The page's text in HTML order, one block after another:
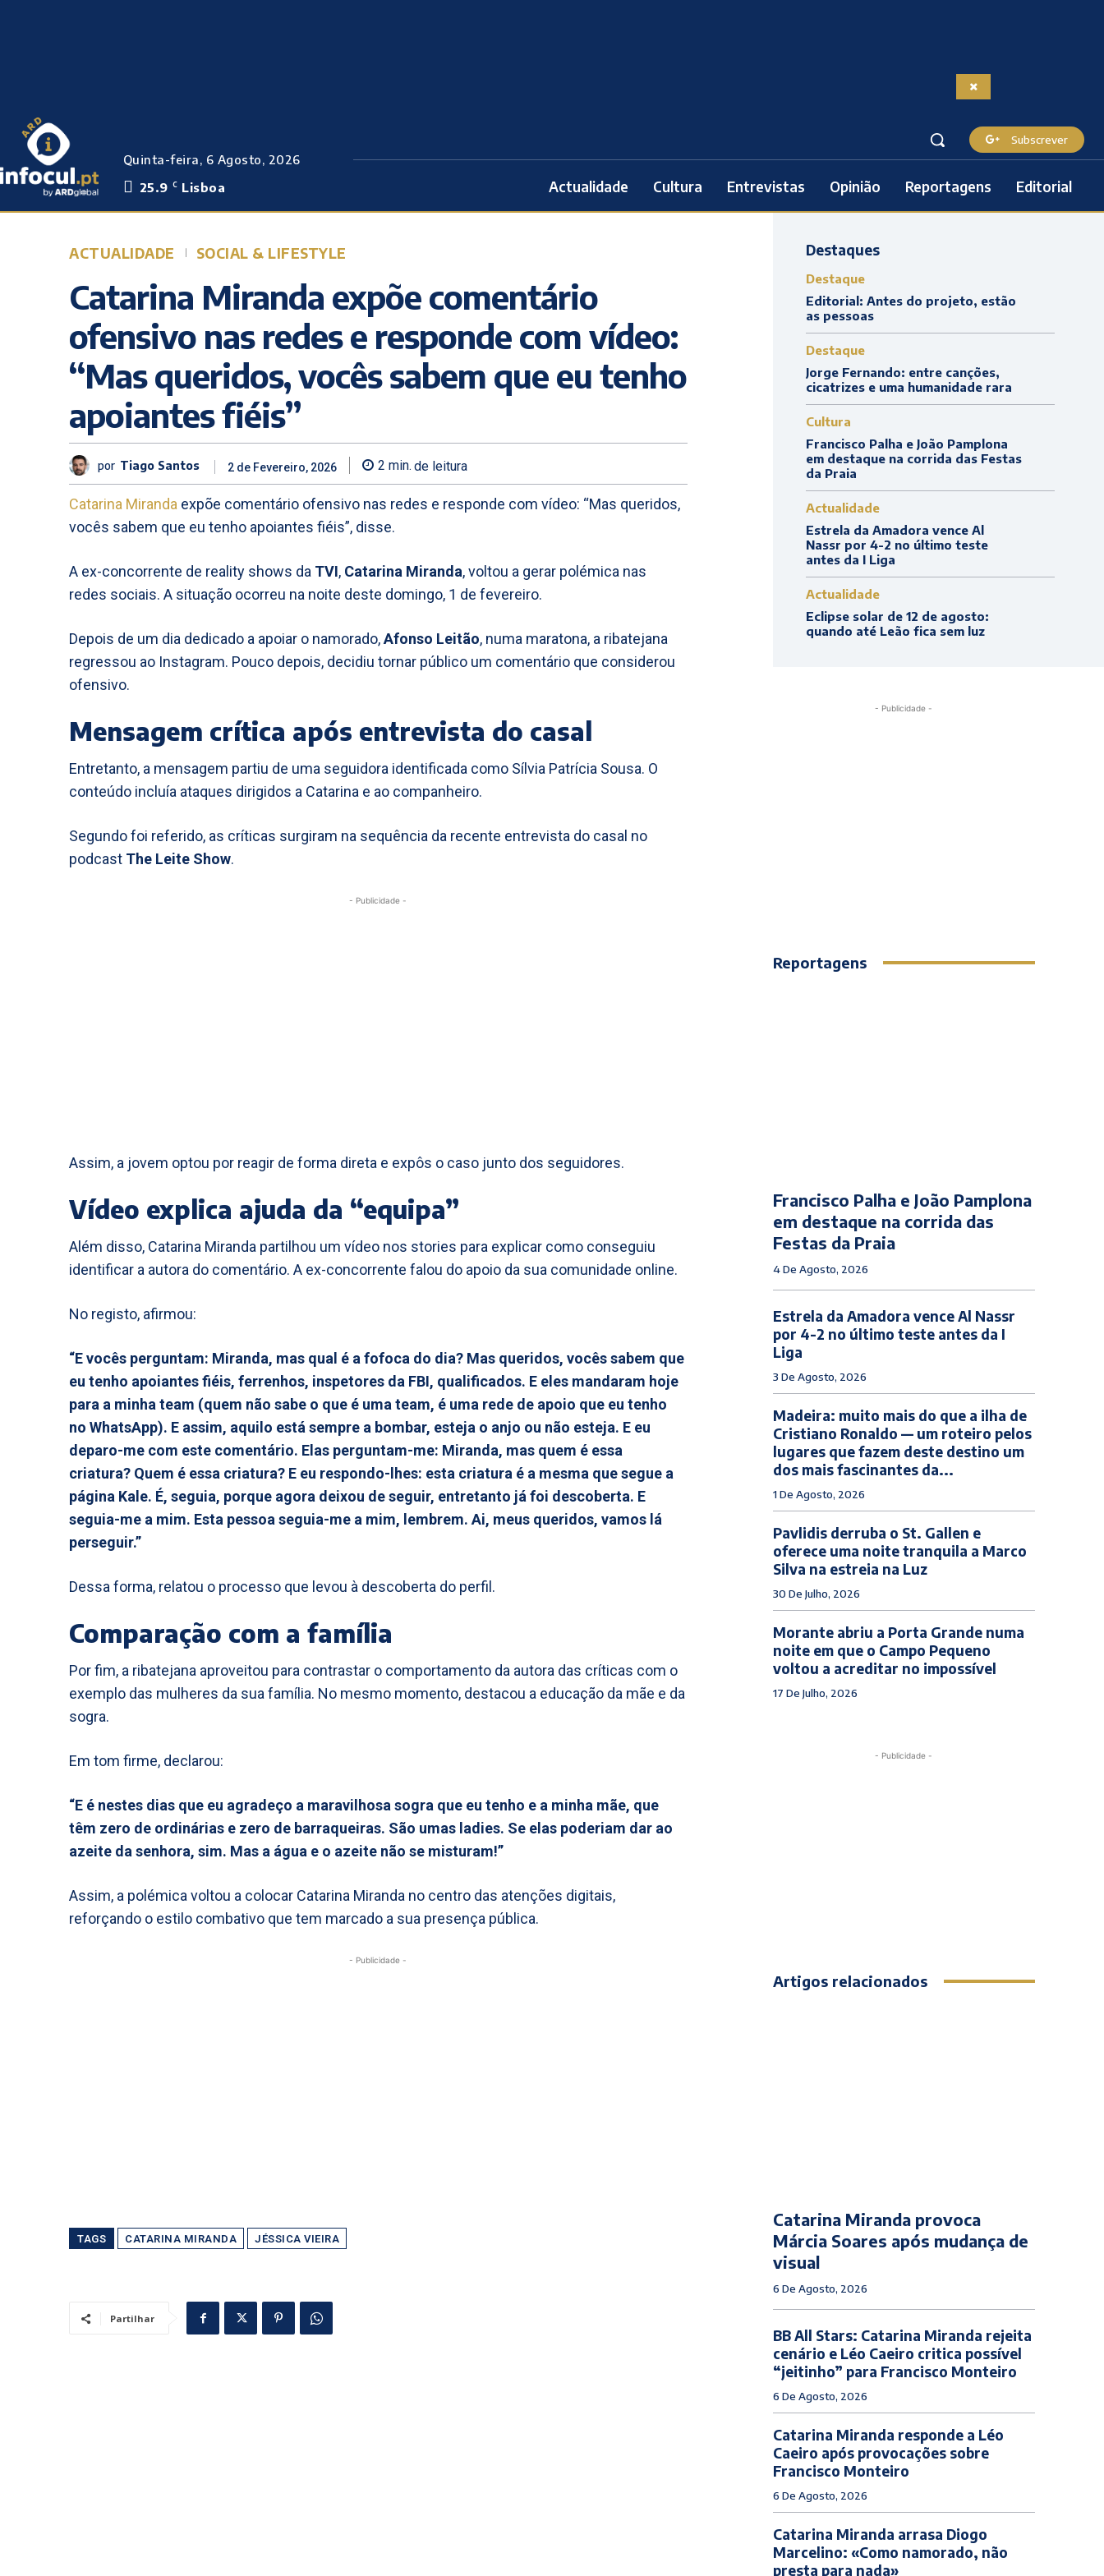
Quinta-feira, 6 Agosto, 2026
25.9 C Lisboa
Subscrever
Actualidade Cultura Entrevistas Opinião Reportagens Editorial
ACTUALIDADE SOCIAL & LIFESTYLE
Catarina Miranda expõe comentário
ofensivo nas redes e responde com vídeo:
“Mas queridos, vocês sabem que eu tenho
apoiantes fiéis”
por Tiago Santos 2 de Fevereiro, 2026 2 min. de leitura
Catarina Miranda expõe comentário ofensivo nas redes e responde com vídeo: “Mas queridos,
vocês sabem que eu tenho apoiantes fiéis”, disse.
A ex-concorrente de reality shows da TVI, Catarina Miranda, voltou a gerar polémica nas
redes sociais. A situação ocorreu na noite deste domingo, 1 de fevereiro.
Depois de um dia dedicado a apoiar o namorado,Afonso Leitão, numa maratona, a ribatejana
regressou ao Instagram. Pouco depois, decidiu tornar público um comentário que considerou
ofensivo.
Mensagem crítica após entrevista do casal
Entretanto, a mensagem partiu de uma seguidora identificada como Sílvia Patrícia Sousa. O
conteúdo incluía ataques dirigidos a Catarina e ao companheiro.
Segundo foi referido, as críticas surgiram na sequência da recente entrevista do casal no
podcast The Leite Show.
- Publicidade -
Assim, a jovem optou por reagir de forma direta e expôs o caso junto dos seguidores.
Vídeo explica ajuda da “equipa”
Além disso, Catarina Miranda partilhou um vídeo nos stories para explicar como conseguiu
identificar a autora do comentário. A ex-concorrente falou do apoio da sua comunidade online.
No registo, afirmou:
“E vocês perguntam: Miranda, mas qual é a fofoca do dia? Mas queridos, vocês sabem que
eu tenho apoiantes fiéis, ferrenhos, inspetores da FBI, qualificados. E eles mandaram hoje
para a minha team (quem não sabe o que é uma team, é uma rede de apoio que eu tenho
no WhatsApp). E assim, aquilo está sempre a bombar, esteja o anjo ou não esteja. E eu
deparo-me com este comentário. Elas perguntam-me: Miranda, mas quem é essa
criatura? Quem é essa criatura? E eu respondo-lhes: esta criatura é a mesma que segue a
página Kale. É, seguia, porque agora deixou de seguir, entretanto já foi descoberta. E
seguia-me a mim. Esta pessoa seguia-me a mim, lembrem. Ai, meus queridos, vamos lá
perseguir.”
Dessa forma, relatou o processo que levou à descoberta do perfil.
Comparação com a família
Por fim, a ribatejana aproveitou para contrastar o comportamento da autora das críticas com o
exemplo das mulheres da sua família. No mesmo momento, destacou a educação da mãe e da
sogra.
Em tom firme, declarou:
“E é nestes dias que eu agradeço a maravilhosa sogra que eu tenho e a minha mãe, que
têm zero de ordinárias e zero de barraqueiras. São umas ladies. Se elas poderiam dar ao
azeite da senhora, sim. Mas a água e o azeite não se misturam!”
Assim, a polémica voltou a colocar Catarina Miranda no centro das atenções digitais,
reforçando o estilo combativo que tem marcado a sua presença pública.
- Publicidade -
TAGS CATARINA MIRANDA JÉSSICA VIEIRA
Partilhar
Destaques
Destaque
Editorial: Antes do projeto, estão
as pessoas
Destaque
Jorge Fernando: entre canções,
cicatrizes e uma humanidade rara
Cultura
Francisco Palha e João Pamplona
em destaque na corrida das Festas
da Praia
Actualidade
Estrela da Amadora vence Al
Nassr por 4-2 no último teste
antes da I Liga
Actualidade
Eclipse solar de 12 de agosto:
quando até Leão fica sem luz
- Publicidade -
Reportagens
Francisco Palha e João Pamplona
em destaque na corrida das
Festas da Praia
4 De Agosto, 2026
Estrela da Amadora vence Al Nassr
por 4-2 no último teste antes da I
Liga
3 De Agosto, 2026
Madeira: muito mais do que a ilha de
Cristiano Ronaldo — um roteiro pelos
lugares que fazem deste destino um
dos mais fascinantes da...
1 De Agosto, 2026
Pavlidis derruba o St. Gallen e
oferece uma noite tranquila a Marco
Silva na estreia na Luz
30 De Julho, 2026
Morante abriu a Porta Grande numa
noite em que o Campo Pequeno
voltou a acreditar no impossível
17 De Julho, 2026
- Publicidade -
Artigos relacionados
Catarina Miranda provoca
Márcia Soares após mudança de
visual
6 De Agosto, 2026
BB All Stars: Catarina Miranda rejeita
cenário e Léo Caeiro critica possível
“jeitinho” para Francisco Monteiro
6 De Agosto, 2026
Catarina Miranda responde a Léo
Caeiro após provocações sobre
Francisco Monteiro
6 De Agosto, 2026
Catarina Miranda arrasa Diogo
Marcelino: «Como namorado, não
presta para nada»